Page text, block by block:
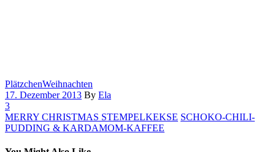
PlätzchenWeihnachten
17. Dezember 2013 By Ela
3
MERRY CHRISTMAS STEMPELKEKSE SCHOKO-CHILI-
PUDDING & KARDAMOM-KAFFEE